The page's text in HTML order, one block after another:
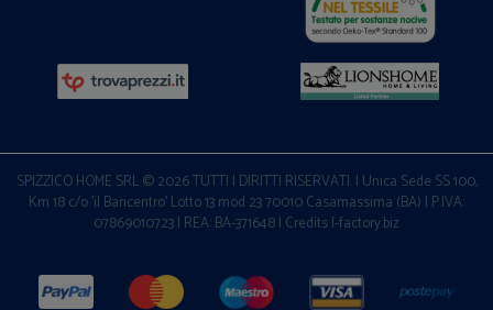
SPIZZICO HOME SRL © 2026 TUTTI I DIRITTI RISERVATI. | Unica Sede SS 100,
Km 18 c/o 'il Baricentro' Lotto 13 mod 23 70010 Casamassima (BA) | P.IVA:
07869010723 | REA: BA-371648 | Credits I-factory.biz